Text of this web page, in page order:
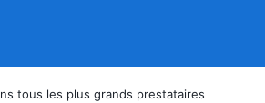
tous les plus grands prestataires